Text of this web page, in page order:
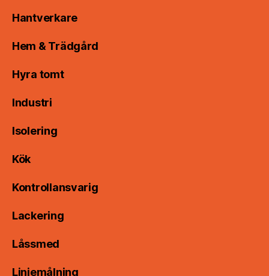
Hantverkare
Hem & Trädgård
Hyra tomt
Industri
Isolering
Kök
Kontrollansvarig
Lackering
Låssmed
Linjemålning